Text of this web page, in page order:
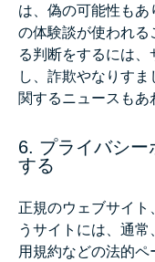
は、偽の可能性も
の体験談が使われる
る判断をするには
し、詐欺やなりす
関するニュースもあ
6. プライバシ
する
正規のウェブサイ
うサイトには、通
用規約などの法的